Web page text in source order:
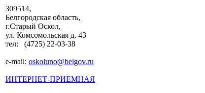
309514,
Белгородская область,
г.Старый Оскол,
ул. Комсомольская д. 43
тел: (4725) 22-03-38
e-mail: oskoluno@belgov.ru
ИНТЕРНЕТ-ПРИЕМНАЯ